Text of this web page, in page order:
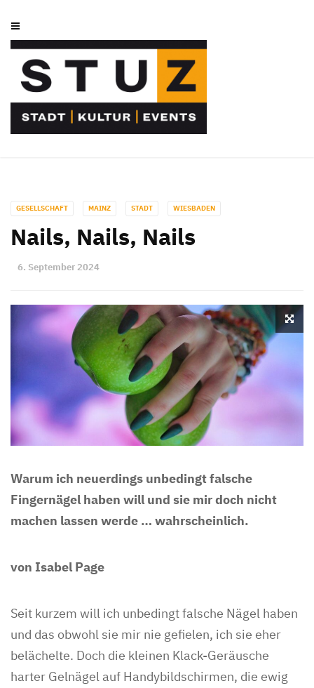
GESELLSCHAFT MAINZ STADT WIESBADEN
Nails, Nails, Nails
6. September 2024
Warum ich neuerdings unbedingt falsche
Fingernägel haben will und sie mir doch nicht
machen lassen werde … wahrscheinlich.
von Isabel Page
Seit kurzem will ich unbedingt falsche Nägel haben
und das obwohl sie mir nie gefielen, ich sie eher
belächelte. Doch die kleinen Klack-Geräusche
harter Gelnägel auf Handybildschirmen, die ewig